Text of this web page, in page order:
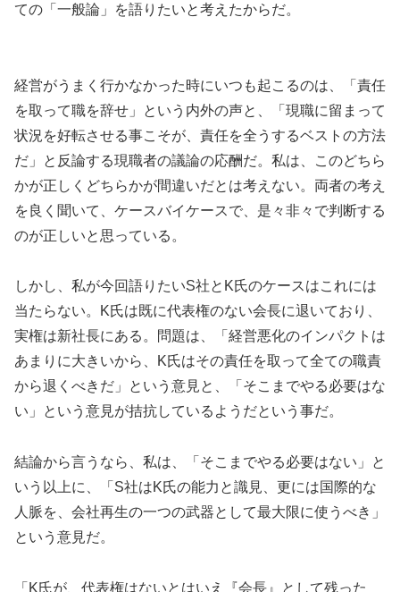
ての「一般論」を語りたいと考えたからだ。
経営がうまく行かなかった時にいつも起こるのは、「責任
を取って職を辞せ」という内外の声と、「現職に留まって
状況を好転させる事こそが、責任を全うするベストの方法
だ」と反論する現職者の議論の応酬だ。私は、このどちら
かが正しくどちらかが間違いだとは考えない。両者の考え
を良く聞いて、ケースバイケースで、是々非々で判断する
のが正しいと思っている。
しかし、私が今回語りたいS社とK氏のケースはこれには
当たらない。K氏は既に代表権のない会長に退いており、
実権は新社長にある。問題は、「経営悪化のインパクトは
あまりに大きいから、K氏はその責任を取って全ての職責
から退くべきだ」という意見と、「そこまでやる必要はな
い」という意見が拮抗しているようだという事だ。
結論から言うなら、私は、「そこまでやる必要はない」と
いう以上に、「S社はK氏の能力と識見、更には国際的な
人脈を、会社再生の一つの武器として最大限に使うべき」
という意見だ。
「K氏が、代表権はないとはいえ『会長』として残った